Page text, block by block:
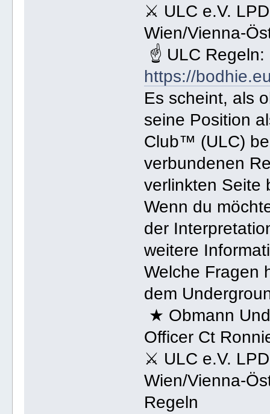
⚔ ULC e.V.
Wien/Vienna-
☝ ULC Regeln:
https://
Es scheint, als
seine Position
Club™ (ULC)
verbundenen
verlinkten Seite
Wenn du
der
weitere
Welche Fragen
dem
★ Obmann
Officer Ct
⚔ ULC e.V.
Wien/Vienna-
Regeln